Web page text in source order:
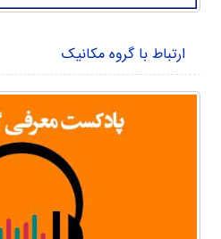
ارتباط با گروه مکانیک